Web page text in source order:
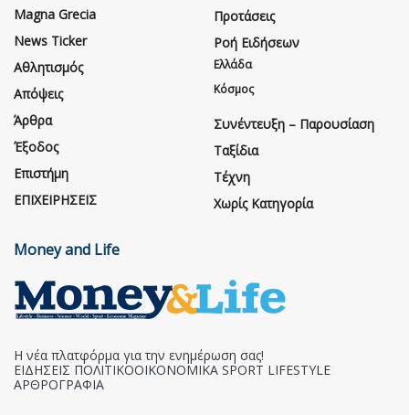
Magna Grecia
News Ticker
Αθλητισμός
Απόψεις
Άρθρα
Έξοδος
Επιστήμη
ΕΠΙΧΕΙΡΗΣΕΙΣ
Προτάσεις
Ροή Ειδήσεων
Ελλάδα
Κόσμος
Συνέντευξη – Παρουσίαση
Ταξίδια
Τέχνη
Χωρίς Κατηγορία
Money and Life
Η νέα πλατφόρμα για την ενημέρωση σας!
ΕΙΔΗΣΕΙΣ ΠΟΛΙΤΙΚΟΟΙΚΟΝΟΜΙΚΑ SPORT LIFESTYLE
ΑΡΘΡΟΓΡΑΦΙΑ